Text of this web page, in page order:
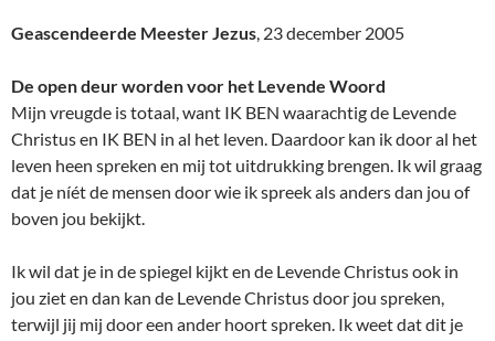
Geascendeerde Meester Jezus, 23 december 2005
De open deur worden voor het Levende Woord
Mijn vreugde is totaal, want IK BEN waarachtig de Levende
Christus en IK BEN in al het leven. Daardoor kan ik door al het
leven heen spreken en mij tot uitdrukking brengen. Ik wil graag
dat je níét de mensen door wie ik spreek als anders dan jou of
boven jou bekijkt.
Ik wil dat je in de spiegel kijkt en de Levende Christus ook in
jou ziet en dan kan de Levende Christus door jou spreken,
terwijl jij mij door een ander hoort spreken. Ik weet dat dit je